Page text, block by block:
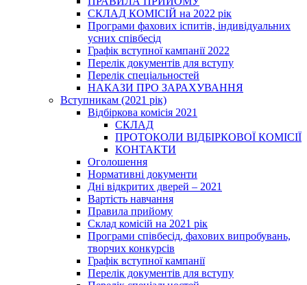
СКЛАД КОМІСІЙ на 2022 рік
Програми фахових іспитів, індивідуальних
усних співбесід
Графік вступної кампанії 2022
Перелік документів для вступу
Перелік спеціальностей
НАКАЗИ ПРО ЗАРАХУВАННЯ
Вступникам (2021 рік)
Відбіркова комісія 2021
СКЛАД
ПРОТОКОЛИ ВІДБІРКОВОЇ КОМІСІЇ
КОНТАКТИ
Оголошення
Нормативні документи
Дні відкритих дверей – 2021
Вартість навчання
Правила прийому
Склад комісій на 2021 рік
Програми співбесід, фахових випробувань,
творчих конкурсів
Графік вступної кампанії
Перелік документів для вступу